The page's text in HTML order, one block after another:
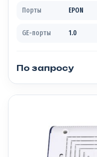
Порты EPON
GE-порты 1.0
По запросу